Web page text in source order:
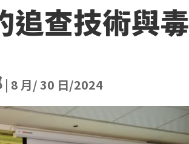
追查技術與毒
| 8 月/ 30 日/2024